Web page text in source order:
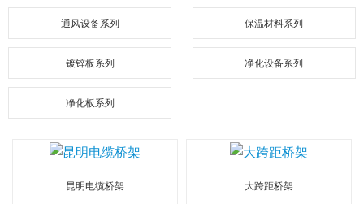
通风设备系列 保温材料系列
镀锌板系列 净化设备系列
净化板系列
昆明电缆桥架 大跨距桥架